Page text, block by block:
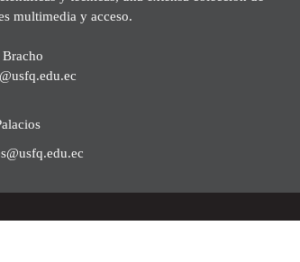
multimedia y acceso.